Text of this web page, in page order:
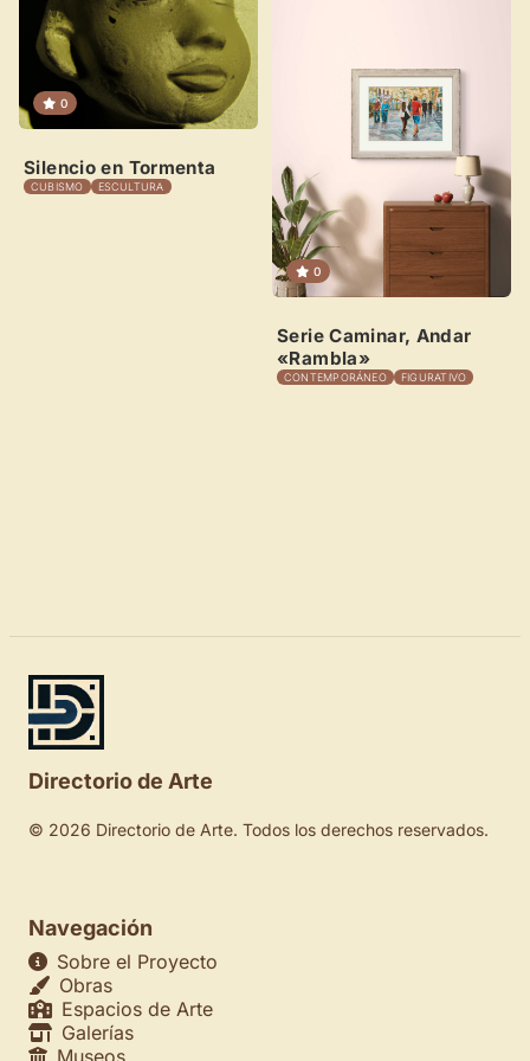
0
Silencio en Tormenta
CUBISMO ESCULTURA
0
Serie Caminar, Andar
«Rambla»
CONTEMPORÁNEO FIGURATIVO
Directorio de Arte
© 2026 Directorio de Arte. Todos los derechos reservados.
Navegación
Sobre el Proyecto
Obras
Espacios de Arte
Galerías